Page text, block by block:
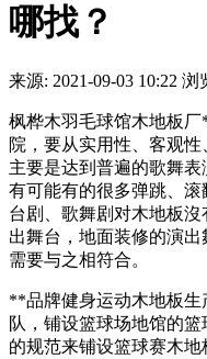
哪找？
来源: 2021-09-03 10:22 浏
枫桦木羽毛球馆木地板
院，要从实用性、客观
主要是达到普遍的歌舞
有可能有的很多弹跳、
台剧、歌舞剧对木地板
出舞台，地面装修的演
需要与之相符合。
**品牌健身运动木地板
队，铺设篮球场地馆的
的规范来铺设篮球赛木